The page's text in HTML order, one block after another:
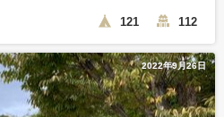
121 112
2022年9月26日